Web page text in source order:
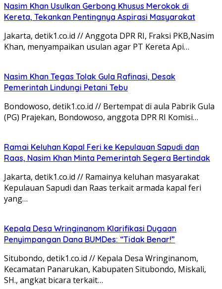
Nasim Khan Usulkan Gerbong Khusus Merokok di
Kereta, Tekankan Pentingnya Aspirasi Masyarakat
Jakarta, detik1.co.id // Anggota DPR RI, Fraksi PKB,Nasim
Khan, menyampaikan usulan agar PT Kereta Api…
Nasim Khan Tegas Tolak Gula Rafinasi, Desak
Pemerintah Lindungi Petani Tebu
Bondowoso, detik1.co.id // Bertempat di aula Pabrik Gula
(PG) Prajekan, Bondowoso, anggota DPR RI Komisi…
Ramai Keluhan Kapal Feri ke Kepulauan Sapudi dan
Raas, Nasim Khan Minta Pemerintah Segera Bertindak
Jakarta, detik1.co.id // Ramainya keluhan masyarakat
Kepulauan Sapudi dan Raas terkait armada kapal feri
yang…
Kepala Desa Wringinanom Klarifikasi Dugaan
Penyimpangan Dana BUMDes: “Tidak Benar!”
Situbondo, detik1.co.id // Kepala Desa Wringinanom,
Kecamatan Panarukan, Kabupaten Situbondo, Miskali,
SH., angkat bicara terkait…